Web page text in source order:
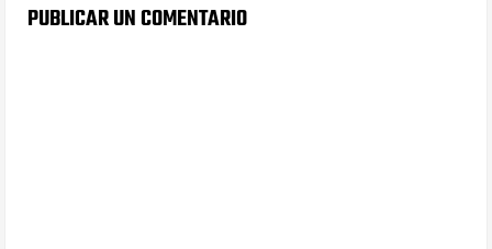
PUBLICAR UN COMENTARIO